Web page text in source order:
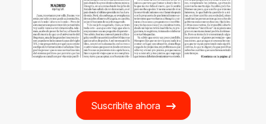
Suscribite ahora